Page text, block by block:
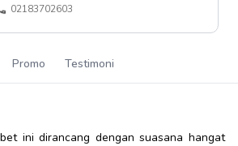
02183702603
Promo Testimoni
ini dirancang dengan suasana hangat